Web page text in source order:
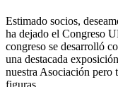
Estimado socios,
ha dejado el Congreso
congreso se desarrolló
una destacada
nuestra Asociación pero